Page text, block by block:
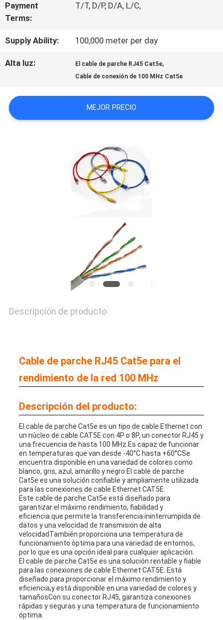
CALIDAD
ÉNTRENOS
EN
CON
Payment
Terms:
T/T, D/P, D/A, L/C,
Supply Ability: 100,000 meter per day
Alta luz: El cable de parche RJ45 Cat5e,
Cable de conexión de 100 MHz Cat5e
MEJOR PRECIO
Descripción de producto
Cable de parche RJ45 Cat5e para el
rendimiento de la red 100 MHz
Descripción del producto:
El cable de parche Cat5e es un tipo de cable Ethernet con
un núcleo de cable CAT5E con 4P o 8P, un conector RJ45 y
una frecuencia de hasta 100 MHz.Es capaz de funcionar
en temperaturas que van desde -40°C hasta +60°CSe
encuentra disponible en una variedad de colores como
blanco, gris, azul, amarillo y negro.El cable de parche
Cat5e es una solución confiable y ampliamente utilizada
para las conexiones de cable Ethernet CAT5E.
Este cable de parche Cat5e está diseñado para
garantizar el máximo rendimiento, fiabilidad y
eficiencia.que permite la transferencia ininterrumpida de
datos y una velocidad de transmisión de alta
velocidadTambién proporciona una temperatura de
funcionamiento óptima para una variedad de entornos,
por lo que es una opción ideal para cualquier aplicación.
El cable de parche Cat5e es una solución rentable y fiable
para las conexiones de cable Ethernet CAT5E. Está
diseñado para proporcionar el máximo rendimiento y
eficiencia,y está disponible en una variedad de colores y
tamañosCon su conector RJ45, garantiza conexiones
rápidas y seguras y una temperatura de funcionamiento
óptima.